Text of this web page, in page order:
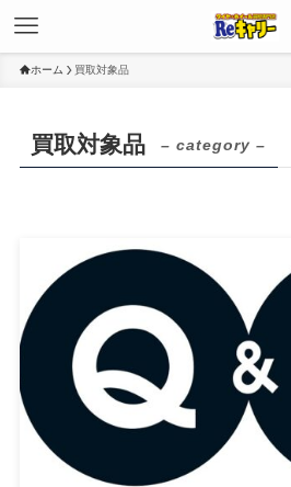
ホーム 買取対象品
買取対象品 – category –